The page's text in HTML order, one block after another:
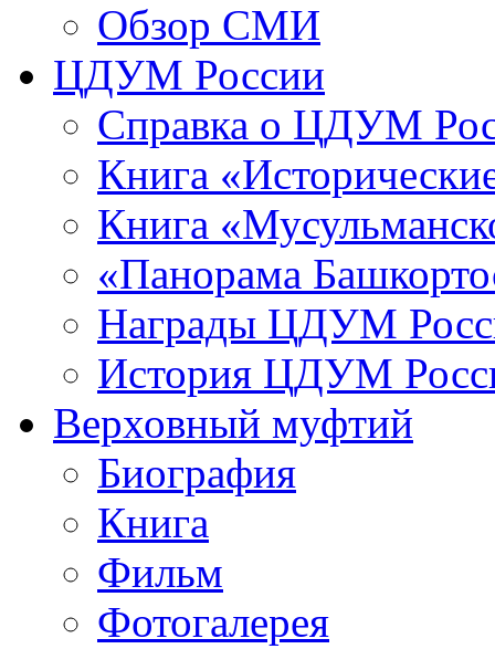
Обзор СМИ
ЦДУМ России
Справка о ЦДУМ
Книга
Книга
«Панорама
Награды ЦДУМ
История ЦДУМ
Верховный муфтий
Биография
Книга
Фильм
Фотогалерея